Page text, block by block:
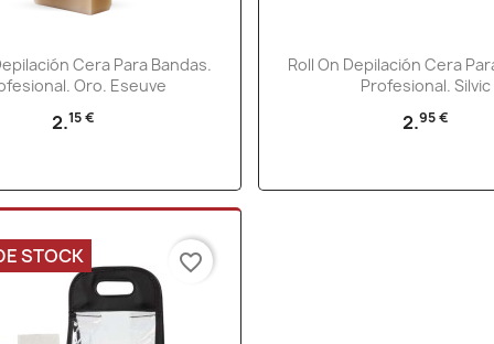
Vista rápida
Cera Para Bandas.
Oro. Eseuve
2.15 €
Vista rápida
Roll On Depilación Cera
Profesional. Silvic
2.95 €
STOCK favorite_border